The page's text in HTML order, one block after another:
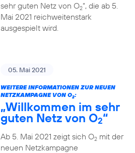
sehr guten Netz von O2“, die ab 5.
Mai 2021 reichweitenstark
ausgespielt wird.
05. Mai 2021
WEITERE INFORMATIONEN ZUR NEUEN
NETZKAMPAGNE VON O2:
„Willkommen im sehr
guten Netz von O2“
Ab 5. Mai 2021 zeigt sich O2mit der
neuen Netzkampagne